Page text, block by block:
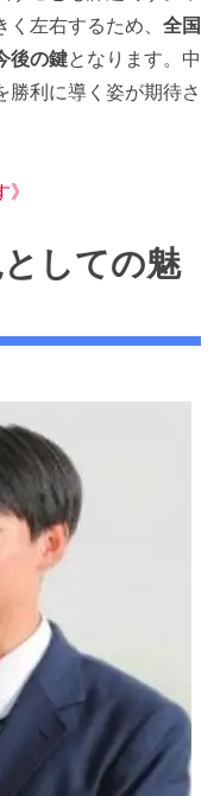
左右するため、 全国
後の鍵となります。中
勝利に導く姿が期待さ
しての魅